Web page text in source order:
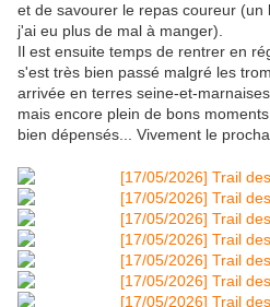
et de savourer le repas coureur
j'ai eu plus de mal à manger).
Il est ensuite temps de rentrer en
s'est très bien passé malgré les
arrivée en terres seine-et-
mais encore plein de bons
bien dépensés... Vivement le